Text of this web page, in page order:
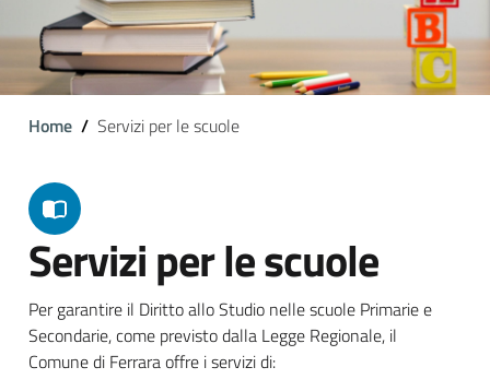
Home Servizi per le scuole
Servizi per le scuole
Per garantire il Diritto allo Studio nelle scuole Primarie e
Secondarie, come previsto dalla Legge Regionale, il
Comune di Ferrara offre i servizi di: